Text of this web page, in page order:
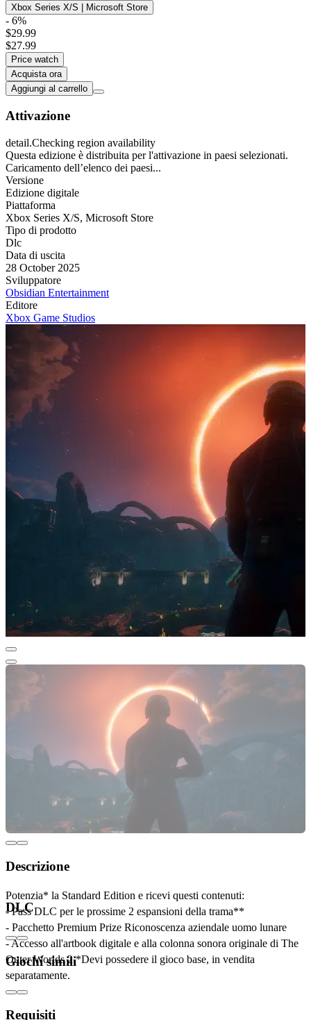
Xbox Series X/S | Microsoft Store
- 6%
$29.99
$27.99
Price watch
Acquista ora
Aggiungi al carrello
Attivazione
detail.Checking region availability
Questa edizione è distribuita per l'attivazione in paesi selezionati.
Caricamento dell’elenco dei paesi...
Versione
Edizione digitale
Piattaforma
Xbox Series X/S, Microsoft Store
Tipo di prodotto
Dlc
Data di uscita
28 October 2025
Sviluppatore
Obsidian Entertainment
Editore
Xbox Game Studios
Descrizione
Potenzia* la Standard Edition e ricevi questi contenuti:
- Pass DLC per le prossime 2 espansioni della trama**
- Pacchetto Premium Prize Riconoscenza aziendale uomo lunare
- Accesso all'artbook digitale e alla colonna sonora originale di The
Outer Worlds 2.*Devi possedere il gioco base, in vendita
separatamente.
DLC
Giochi simili
Requisiti